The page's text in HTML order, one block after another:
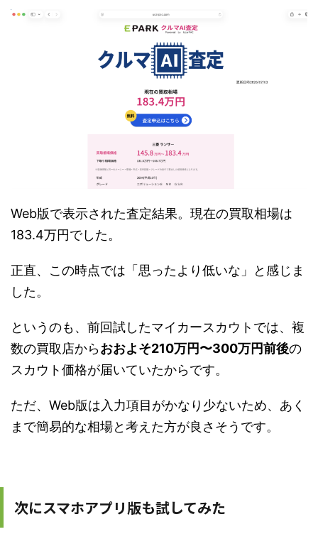
Web版で表示された査定結果。現在の買取相場は
183.4万円でした。
正直、この時点では「思ったより低いな」と感じま
した。
というのも、前回試したマイカースカウトでは、複
数の買取店からおおよそ210万円〜300万円前後の
スカウト価格が届いていたからです。
ただ、Web版は入力項目がかなり少ないため、あく
まで簡易的な相場と考えた方が良さそうです。
次にスマホアプリ版も試してみた